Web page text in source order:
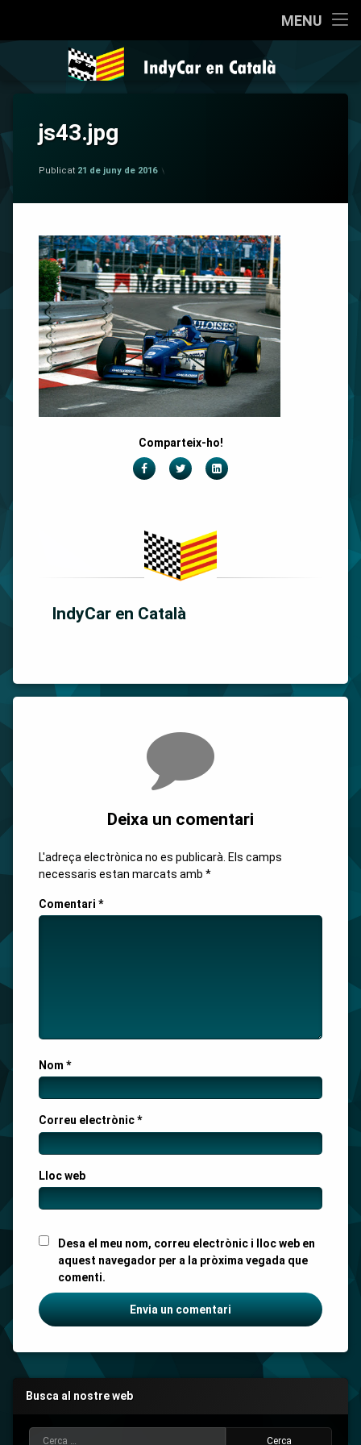
MENU
Qui som?
Coneixent la IndyCar
Cròniques
La Pregunta
Sèries
IndyCar en
js43.jpg
Publicat 21 de juny de 2016
Comparteix-ho!
FacebookTwitterLinkedIn
IndyCar en Català
Deixa un comentari
L'adreça electrònica no es publicarà. Els camps
necessaris estan marcats amb *
Comentari *
Nom *
Correu electrònic*
Lloc web
Desa el meu nom, correu electrònic i lloc web en
aquest navegador per a la pròxima vegada que
comenti.
Busca al nostre web
Cerca: